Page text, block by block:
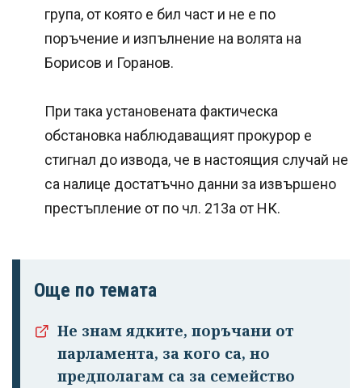
група, от която е бил част и не е по
поръчение и изпълнение на волята на
Борисов и Горанов.
При така установената фактическа
обстановка наблюдаващият прокурор е
стигнал до извода, че в настоящия случай не
са налице достатъчно данни за извършено
престъпление от по чл. 213а от НК.
Още по темата
Не знам ядките, поръчани от
парламента, за кого са, но
предполагам са за семейство